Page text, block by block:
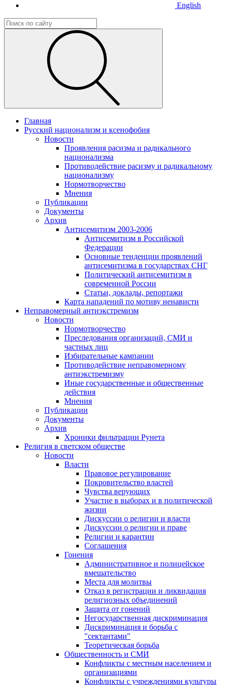
English
Главная
Русский национализм и ксенофобия
Новости
Проявления расизма и радикального
национализма
Противодействие расизму и радикальному
национализму
Нормотворчество
Мнения
Публикации
Документы
Архив
Антисемитизм 2003-2006
Антисемитизм в Российской
Федерации
Основные тенденции проявлений
антисемитизма в государствах СНГ
Политический антисемитизм в
современной России
Статьи, доклады, репортажи
Карта нападений по мотиву ненависти
Неправомерный антиэкстремизм
Новости
Нормотворчество
Преследования организаций, СМИ и
частных лиц
Избирательные кампании
Противодействие неправомерному
антиэкстремизму
Иные государственные и общественные
действия
Мнения
Публикации
Документы
Архив
Хроники фильтрации Рунета
Религия в светском обществе
Новости
Власти
Правовое регулирование
Покровительство властей
Чувства верующих
Участие в выборах и в политической
жизни
Дискуссии о религии и власти
Дискуссии о религии и праве
Религии и карантин
Соглашения
Гонения
Административное и полицейское
вмешательство
Места для молитвы
Отказ в регистрации и ликвидация
религиозных объединений
Защита от гонений
Негосударственная дискриминация
Дискриминация и борьба с
"сектантами"
Теоретическая борьба
Общественность и СМИ
Конфликты с местным населением и
организациями
Конфликты с учреждениями культуры